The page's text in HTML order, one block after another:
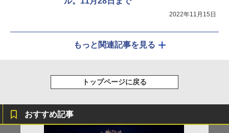
2022年11月15日
もっと関連記事を見る
トップページに戻る
おすすめ記事